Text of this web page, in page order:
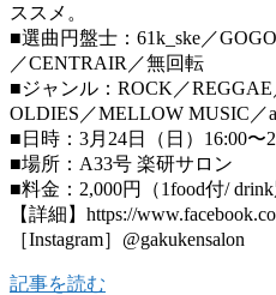
ススメ。
■選曲円盤士：61k_ske／
／CENTRAIR／無回転
■ジャンル：ROCK／
OLDIES／MELLOW MUSIC／
■日時：3月24日（日）16:00〜
■場所：A33号 楽研サロン
■料金：2,000円（1food付/ drink
【詳細】https://
［Instagram］@gakukensalon
記事を読む